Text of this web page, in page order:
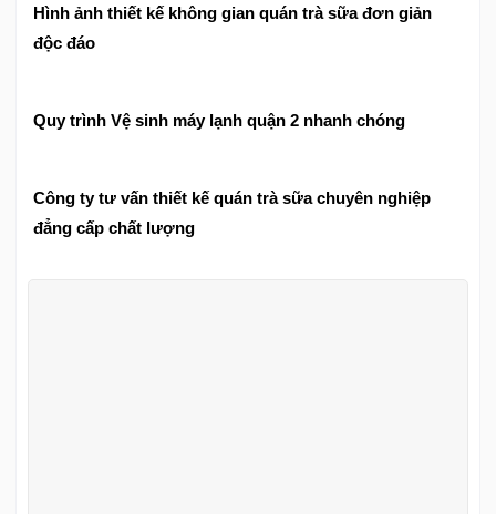
Hình ảnh thiết kế không gian quán trà sữa đơn giản
độc đáo
Quy trình Vệ sinh máy lạnh quận 2 nhanh chóng
Công ty tư vấn thiết kế quán trà sữa chuyên nghiệp
đẳng cấp chất lượng